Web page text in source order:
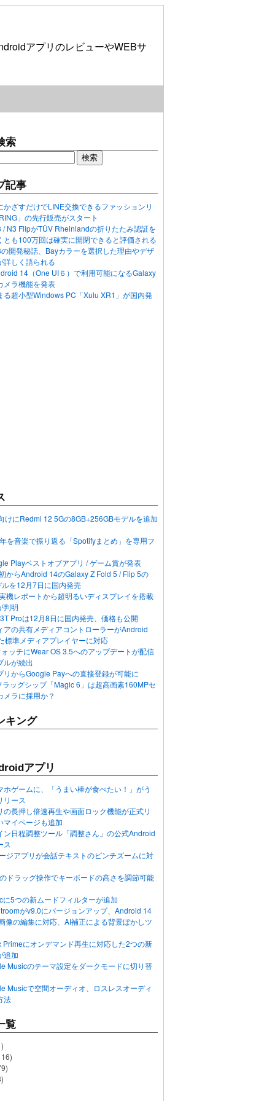
アプリのレビューやWEBサ
索
記事
かざすだけでLINE交換できるファッションリ
」の先行販売がスタート
/ N3 FlipがTÜV Rheinlandの折りたたみ認証を
とも100万回は確実に開閉できると評価される
開発秘話、Bayカラーを選択した理由やデザ
詳しく語られる
14（One UI６）で利用可能になるGalaxy
メラ機能を発表
る超小型Windows PC「Xulu XR1」が国内発
けにRedmi 12 5Gの8GB+256GBモデルを追加
を音楽で振り返る「Spotifyまとめ」を専用フ
Playベストオブアプリ / ゲーム賞が発表
からAndroid 14のGalaxy Z Fold 5 / Flip 5の
を12月7日に国内発売
機レポートから超明るいディスプレイを搭載
判明
Proは12月8日に国内発売、価格も公開
アの共有メディアコントローラーがAndroid
標準メディアプレイヤーに対応
ッチにWear OS 3.5へのアップデートが配信
ルが続出
リからGoogle Payへの直接登録が可能に
ッグシップ「Magic 6」は超高画素160MPセ
メラに採用か？
キング
アプリ
ホゲームに、「うまい棒が食べたい！」がう
リース
の長押し倍速再生や画面ロック機能が正式リ
マイページも追加
ン日程調整ツール「調整さん」の公式Android
ス
ジアプリが会話テキストのピンチズームに対
ドラッグ操作でキーボードの高さを調節可能
に5つの新ムードフィルターが追加
がv9.0にバージョンアップ、Android 14
像の編集に対応、AI補正による背景ぼかしツ
Primeにオンデマンド再生に対応した2つの新
追加
Musicのテーマ設定をダークモードに切り替
Musicで空間オーディオ、ロスレスオーディ
法
覧